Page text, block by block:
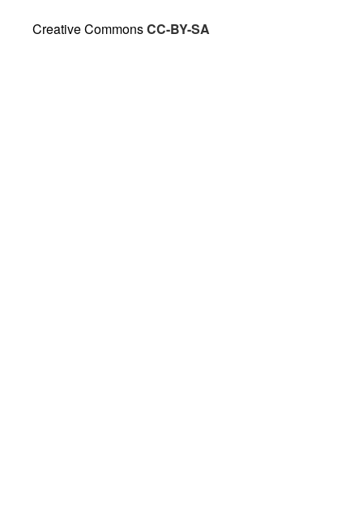
Creative CommonsCC-BY-SA